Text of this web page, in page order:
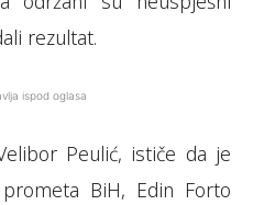
rezultat.
ispod oglasa
Peulić, ističe da je
BiH, Edin Forto